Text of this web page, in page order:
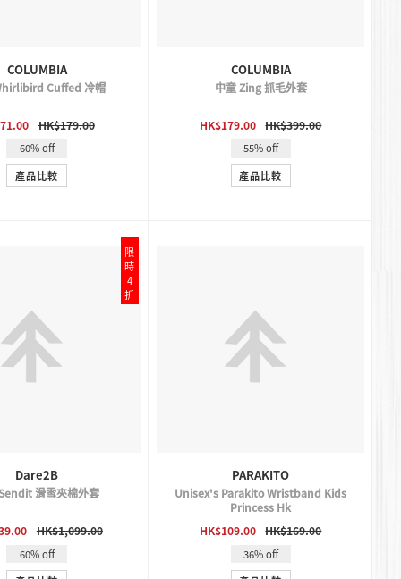
COLUMBIA
Cuffed 冷帽
HK$179.00
60% off
產品比較
COLUMBIA
中童 Zing 抓毛外套
HK$179.00 HK$399.00
55% off
產品比較
Dare2B
滑雪夾棉外套
HK$1,099.00
60% off
限
時
4
折
PARAKITO
Unisex's Parakito Wristband Kids
Princess Hk
HK$109.00
HK$169.00
36% off